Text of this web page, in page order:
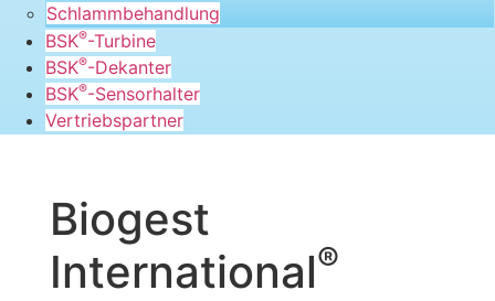
Schlammbehandlung
BSK®-Turbine
BSK®-Dekanter
BSK®-Sensorhalter
Vertriebspartner
Biogest
International®